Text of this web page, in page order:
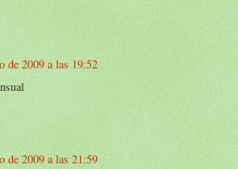
de 2009 a las 19:52
de 2009 a las 21:59